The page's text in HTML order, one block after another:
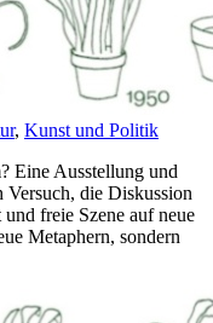
, Kunst und Politik
Eine Ausstellung und
Versuch, die Diskussion
freie Szene auf neue
Metaphern, sondern